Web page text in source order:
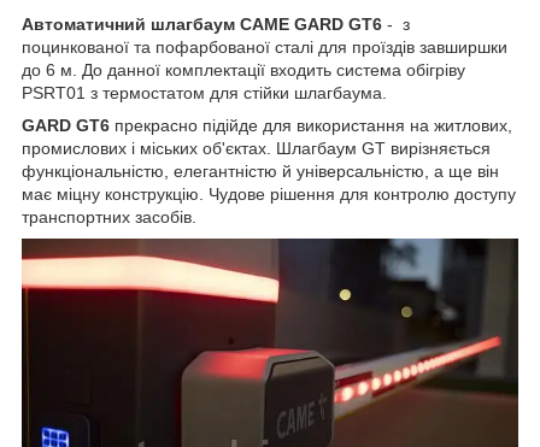
Автоматичний шлагбаум CAME GARD GT6 - з
поцинкованої та пофарбованої сталі для проїздів завширшки
до 6 м. До данної комплектації входить система обігріву
PSRT01 з термостатом для стійки шлагбаума.
GARD GT6 прекрасно підійде для використання на житлових,
промислових і міських об'єктах. Шлагбаум GT вирізняється
функціональністю, елегантністю й універсальністю, а ще він
має міцну конструкцію. Чудове рішення для контролю доступу
транспортних засобів.